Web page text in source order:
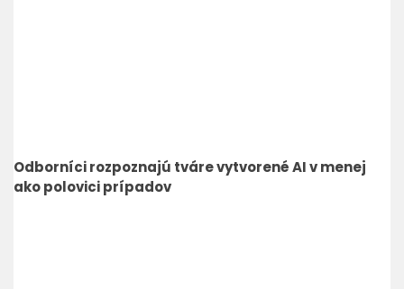
Odborníci rozpoznajú tváre vytvorené AI v menej
ako polovici prípadov